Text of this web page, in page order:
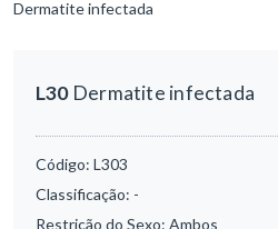
Dermatite infectada
L30Dermatite infectada
Código: L303
Classificação: -
Restrição do Sexo: Ambos